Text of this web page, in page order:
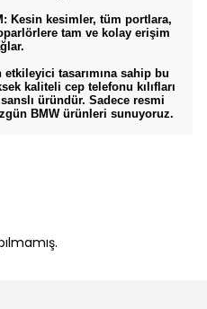
Kesin kesimler, tüm portlara,
tam ve kolay erişim
tasarımına sahip bu
kaliteli cep telefonu kılıfları
üründür. Sadece resmi
BMW ürünleri sunuyoruz.